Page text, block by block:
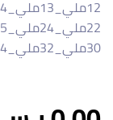
30ملي_32ملي_34ملي_38ملي_40ملي_50ملي